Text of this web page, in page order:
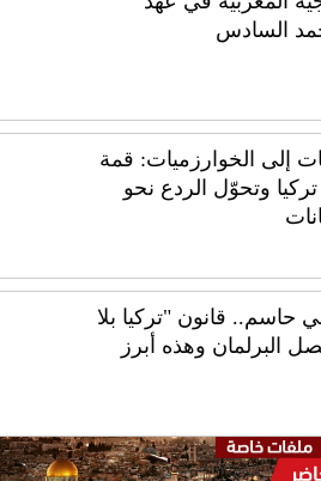
السادس
إلى الخوارزميات: قمة
تركيا وتحوّل الردع نحو
حاسم.. قانون "تركيا بلا
البرلمان وهذه أبرز